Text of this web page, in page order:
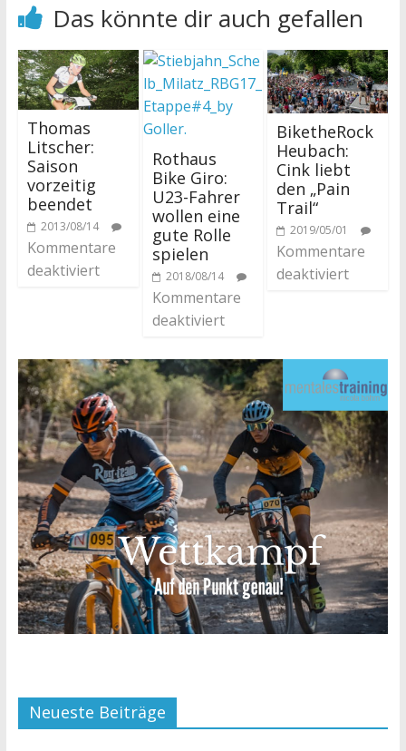
Das könnte dir auch gefallen
Thomas
Litscher:
Saison
vorzeitig
beendet
2013/08/14
Kommentare
deaktiviert
Rothaus
Bike Giro:
U23-Fahrer
wollen eine
gute Rolle
spielen
2018/08/14
Kommentare
deaktiviert
BiketheRock
Heubach:
Cink liebt
den „Pain
Trail“
2019/05/01
Kommentare
deaktiviert
Neueste Beiträge